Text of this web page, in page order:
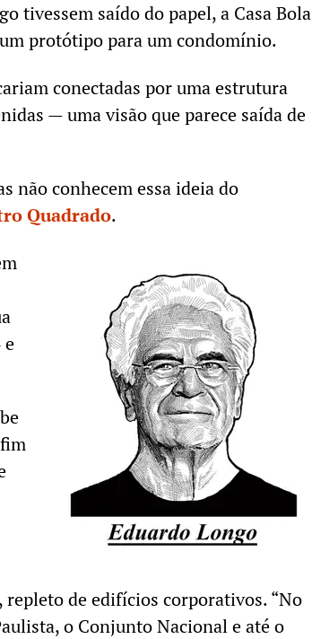
tivessem saído do papel, a Casa Bola
protótipo para um condomínio.
conectadas por uma estrutura
— uma visão que parece saída de
não conhecem essa ideia do
Quadrado.
e
de edifícios corporativos. “No
o Conjunto Nacional e até o